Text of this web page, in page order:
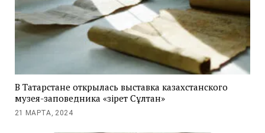
В Татарстане открылась выставка казахстанского
музея-заповедника «Әзірет Сұлтан»
21 МАРТА, 2024